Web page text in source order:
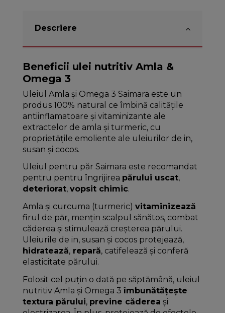
Descriere
Beneficii ulei nutritiv Amla &
Omega 3
Uleiul Amla și Omega 3 Saimara este un
produs 100% natural ce îmbină calitățile
antiinflamatoare și vitaminizante ale
extractelor de amla și turmeric, cu
proprietățile emoliente ale uleiurilor de in,
susan și cocos.
Uleiul pentru păr Saimara este recomandat
pentru pentru îngrijirea părului uscat,
deteriorat, vopsit chimic.
Amla și curcuma (turmeric) vitaminizează
firul de păr, mențin scalpul sănătos, combat
căderea și stimulează creșterea părului.
Uleiurile de in, susan și cocos protejează,
hidratează,repară, catifelează și conferă
elasticitate părului.
Folosit cel puțin o dată pe săptămână, uleiul
nutritiv Amla și Omega 3 îmbunătățește
textura părului, previne căderea și